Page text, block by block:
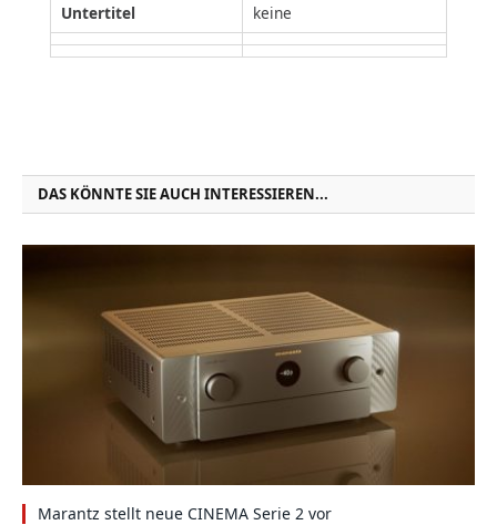
Untertitel
keine
DAS KÖNNTE SIE AUCH INTERESSIEREN...
Marantz stellt neue CINEMA Serie 2 vor